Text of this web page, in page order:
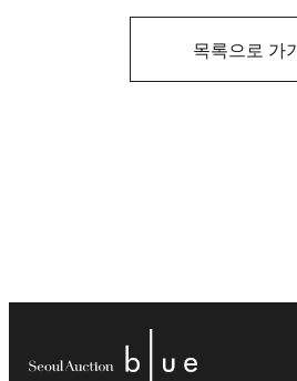
목록으로 가기